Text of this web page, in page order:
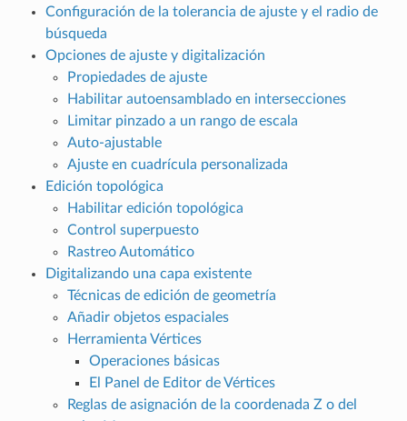
Configuración de la tolerancia de ajuste y el radio de
búsqueda
Opciones de ajuste y digitalización
Propiedades de ajuste
Habilitar autoensamblado en intersecciones
Limitar pinzado a un rango de escala
Auto-ajustable
Ajuste en cuadrícula personalizada
Edición topológica
Habilitar edición topológica
Control superpuesto
Rastreo Automático
Digitalizando una capa existente
Técnicas de edición de geometría
Añadir objetos espaciales
Herramienta Vértices
Operaciones básicas
El Panel de Editor de Vértices
Reglas de asignación de la coordenada Z o del